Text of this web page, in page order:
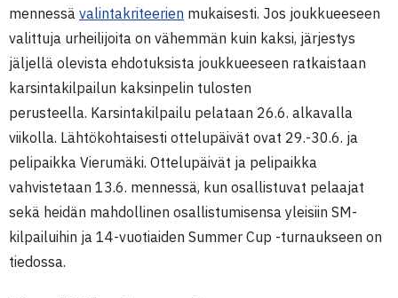
mennessä valintakriteerien mukaisesti. Jos joukkueeseen
valittuja urheilijoita on vähemmän kuin kaksi, järjestys
jäljellä olevista ehdotuksista joukkueeseen ratkaistaan
karsintakilpailun kaksinpelin tulosten
perusteella. Karsintakilpailu pelataan 26.6. alkavalla
viikolla. Lähtökohtaisesti ottelupäivät ovat 29.-30.6. ja
pelipaikka Vierumäki. Ottelupäivät ja pelipaikka
vahvistetaan 13.6. mennessä, kun osallistuvat pelaajat
sekä heidän mahdollinen osallistumisensa yleisiin SM-
kilpailuihin ja 14-vuotiaiden Summer Cup -turnaukseen on
tiedossa.